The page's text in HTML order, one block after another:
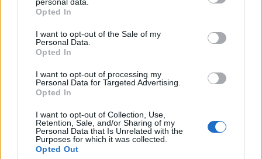
Opted In
I want to opt-out of the Sale of my
Personal Data.
Opted In
I want to opt-out of processing my
Personal Data for Targeted Advertising.
Opted In
I want to opt-out of Collection, Use,
Retention, Sale, and/or Sharing of my
Personal Data that Is Unrelated with the
Purposes for which it was collected.
Opted Out
2025. december 25., csütörtök
Rugón mozgó paradicsommadarak,
szultánkenyér, jótékonysági
bazárok: ilyen volt a karácsony
Kolozsváron százötven éve